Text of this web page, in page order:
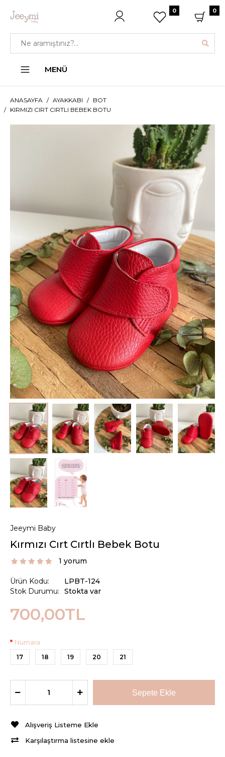
0 0
MENÜ
ANASAYFA AYAKKABI
BOT
KIRMIZI CIRT CIRTLI BEBEK BOTU
Jeeymi Baby
Kırmızı Cırt Cırtlı Bebek Botu
1 yorum
Ürün Kodu:
Stok Durumu:
LPBT-124
Stokta var
700,00TL
Numara
17 18 19 20 21
Alışveriş Listeme Ekle
Karşılaştırma listesine ekle